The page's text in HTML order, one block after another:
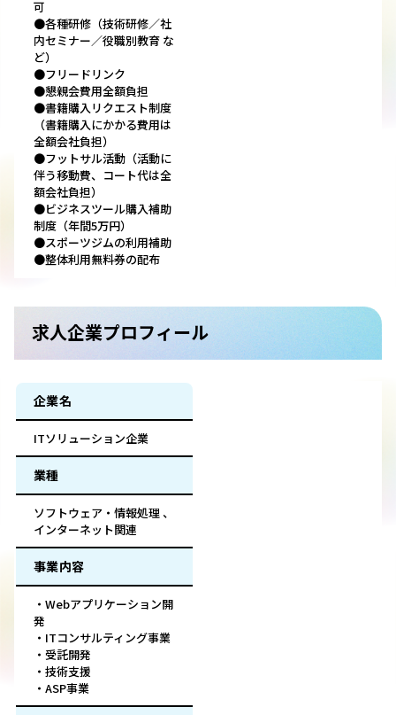
可
●各種研修（技術研修／社
内セミナー／役職別教育 な
ど）
●フリードリンク
●懇親会費用全額負担
●書籍購入リクエスト制度
（書籍購入にかかる費用は
全額会社負担）
●フットサル活動（活動に
伴う移動費、コート代は全
額会社負担）
●ビジネスツール購入補助
制度（年間5万円）
●スポーツジムの利用補助
●整体利用無料券の配布
求人企業プロフィール
企業名
ITソリューション企業
業種
ソフトウェア・情報処理 、
インターネット関連
事業内容
・Webアプリケーション開
発
・ITコンサルティング事業
・受託開発
・技術支援
・ASP事業